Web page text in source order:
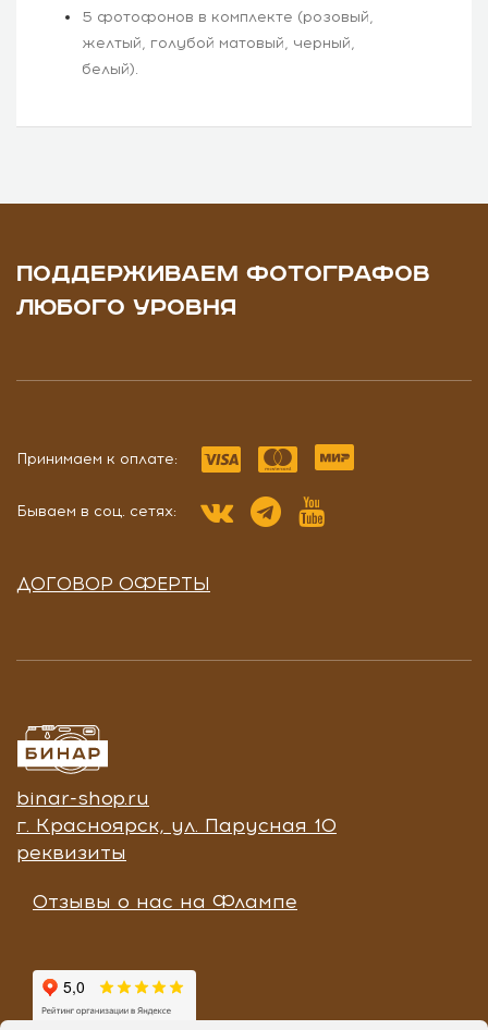
5 фотофонов в комплекте (розовый,
желтый, голубой матовый, черный,
белый).
ПОДДЕРЖИВАЕМ ФОТОГРАФОВ
ЛЮБОГО УРОВНЯ
Принимаем к оплате:
Бываем в соц. сетях:
ДОГОВОР ОФЕРТЫ
binar-shop.ru
г. Красноярск, ул. Парусная 10
реквизиты
Отзывы о нас на Флампе